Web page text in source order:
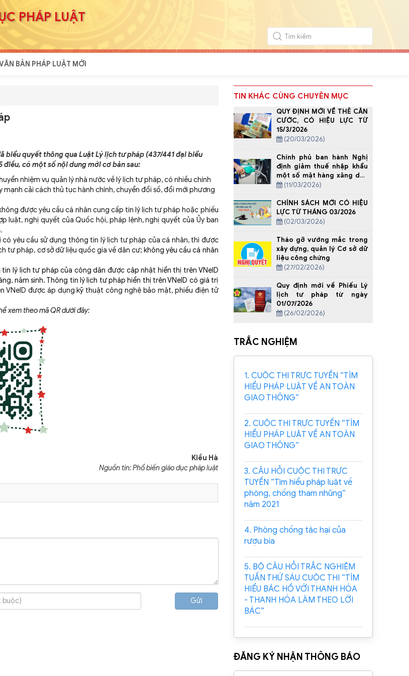
PHÁP LUẬT
BẢN PHÁP LUẬT MỚI
biểu quyết thông qua Luật Lý lịch tư pháp (437/441 đại biểu
có một số nội dung mới cơ bản sau:
nhiệm vụ quản lý nhà nước về lý lịch tư pháp, có nhiều chính
cải cách thủ tục hành chính, chuyển đổi số, đổi mới phương
được yêu cầu cá nhân cung cấp tin lý lịch tư pháp hoặc phiếu
luật, nghị quyết của Quốc hội, pháp lệnh, nghị quyết của Ủy ban
yêu cầu sử dụng thông tin lý lịch tư pháp của cá nhân, thì được
tư pháp, cơ sở dữ liệu quốc gia về dân cư; không yêu cầu cá nhân
lý lịch tư pháp của công dân được cập nhật hiển thị trên VNeID
năm sinh. Thông tin lý lịch tư pháp hiển thị trên VNeID có giá trị
VNeID được áp dụng kỹ thuật công nghệ bảo mật, phiếu điện tử
xem theo mã QR dưới đây:
Kiều Hà
Nguồn tin: Phổ biến giáo dục pháp luật
Gửi
TIN KHÁC CÙNG CHUYÊN MỤC
QUY ĐỊNH MỚI VỀ THẺ CĂN
CƯỚC, CÓ HIỆU LỰC TỪ
15/3/2026
(20/03/2026)
Chính phủ ban hành Nghị
định giảm thuế nhập khẩu
một số mặt hàng xăng dầu
về 0%
(11/03/2026)
CHÍNH SÁCH MỚI CÓ HIỆU
LỰC TỪ THÁNG 03/2026
(02/03/2026)
Tháo gỡ vướng mắc trong
xây dựng, quản lý Cơ sở dữ
liệu công chứng
(27/02/2026)
Quy định mới về Phiếu Lý
lịch tư pháp từ ngày
01/07/2026
(26/02/2026)
TRẮC NGHIỆM
1. CUỘC THI TRỰC TUYẾN “TÌM
HIỂU PHÁP LUẬT VỀ AN TOÀN
GIAO THÔNG”
2. CUỘC THI TRỰC TUYẾN “TÌM
HIỂU PHÁP LUẬT VỀ AN TOÀN
GIAO THÔNG”
3. CÂU HỎI CUỘC THI TRỰC
TUYẾN “Tìm hiểu pháp luật về
phòng, chống tham nhũng”
năm 2021
4. Phòng chống tác hại của
rượu bia
5. BỘ CÂU HỎI TRẮC NGHIỆM
TUẦN THỨ SÁU CUỘC THI “TÌM
HIỂU BÁC HỒ VỚI THANH HÓA
- THANH HÓA LÀM THEO LỜI
BÁC”
ĐĂNG KÝ NHẬN THÔNG BÁO